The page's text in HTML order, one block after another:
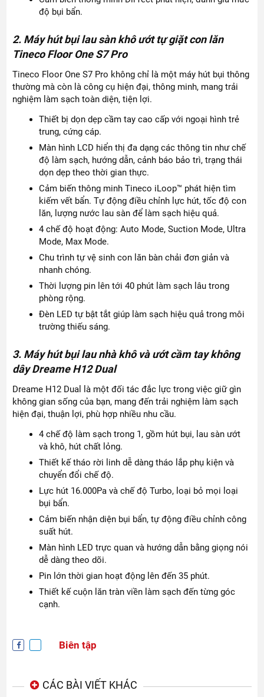
độ bụi bẩn.
2. Máy hút bụi lau sàn khô ướt tự giặt con lăn
Tineco Floor One S7 Pro
Tineco Floor One S7 Pro không chỉ là một máy hút bụi thông
thường mà còn là công cụ hiện đại, thông minh, mang trải
nghiệm làm sạch toàn diện, tiện lợi.
Thiết bị dọn dẹp cầm tay cao cấp với ngoại hình trẻ
trung, cứng cáp.
Màn hình LCD hiển thị đa dạng các thông tin như chế
độ làm sạch, hướng dẫn, cảnh báo bảo trì, trạng thái
dọn dẹp theo thời gian thực.
Cảm biến thông minh Tineco iLoop™ phát hiện tìm
kiếm vết bẩn. Tự động điều chỉnh lực hút, tốc độ con
lăn, lượng nước lau sàn để làm sạch hiệu quả.
4 chế độ hoạt động: Auto Mode, Suction Mode, Ultra
Mode, Max Mode.
Chu trình tự vệ sinh con lăn bàn chải đơn giản và
nhanh chóng.
Thời lượng pin lên tới 40 phút làm sạch lâu trong
phòng rộng.
Đèn LED tự bật tắt giúp làm sạch hiệu quả trong môi
trường thiếu sáng.
3. Máy hút bụi lau nhà khô và ướt cầm tay không
dây Dreame H12 Dual
Dreame H12 Dual là một đối tác đắc lực trong việc giữ gìn
không gian sống của bạn, mang đến trải nghiệm làm sạch
hiện đại, thuận lợi, phù hợp nhiều nhu cầu.
4 chế độ làm sạch trong 1, gồm hút bụi, lau sàn ướt
và khô, hút chất lỏng.
Thiết kế tháo rời linh dễ dàng tháo lắp phụ kiện và
chuyển đổi chế độ.
Lực hút 16.000Pa và chế độ Turbo, loại bỏ mọi loại
bụi bẩn.
Cảm biến nhận diện bụi bẩn, tự động điều chỉnh công
suất hút.
Màn hình LED trực quan và hướng dẫn bằng giọng nói
dễ dàng theo dõi.
Pin lớn thời gian hoạt động lên đến 35 phút.
Thiết kế cuộn lăn tràn viền làm sạch đến từng góc
cạnh.
Biên tập
CÁC BÀI VIẾT KHÁC